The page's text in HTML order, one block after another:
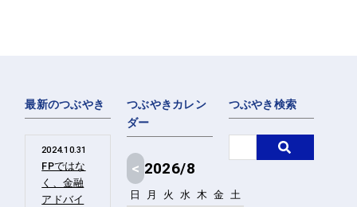
最新のつぶやき
2024.10.31
FPではな
く、金融
アドバイ
つぶやきカレン
ダー
< 2026/8
日 月 火 水 木 金 土
つぶやき検索